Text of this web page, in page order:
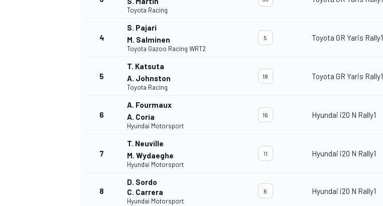
Toyota Racing
4
S. Pajari
M. Salminen
Toyota Gazoo Racing WRT2
5 Toyota GR Yaris Rally1
5
T. Katsuta
A. Johnston
Toyota Racing
18 Toyota GR Yaris Rally1
6
A. Fourmaux
A. Coria
Hyundai Motorsport
16 Hyundai i20 N Rally1
7
T. Neuville
M. Wydaeghe
Hyundai Motorsport
11 Hyundai i20 N Rally1
8
D. Sordo
C. Carrera
Hyundai Motorsport
6 Hyundai i20 N Rally1